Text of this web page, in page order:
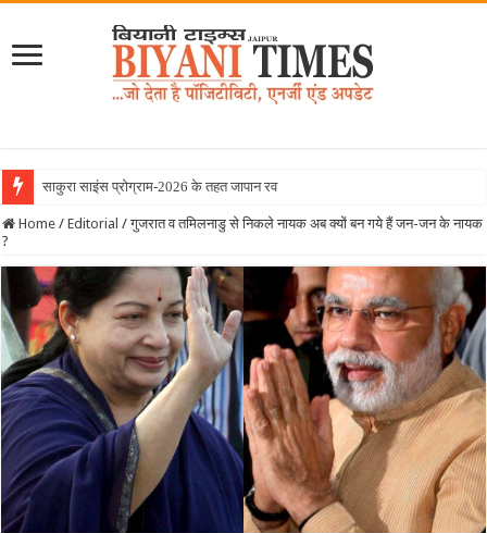
साकुरा साइंस प्रोग्राम-2026 के तहत जापान रवाना हुई बियानी
Home / Editorial / गुजरात व तमिलनाडु से निकले नायक अब क्यों बन गये हैं जन-जन के नायक
?